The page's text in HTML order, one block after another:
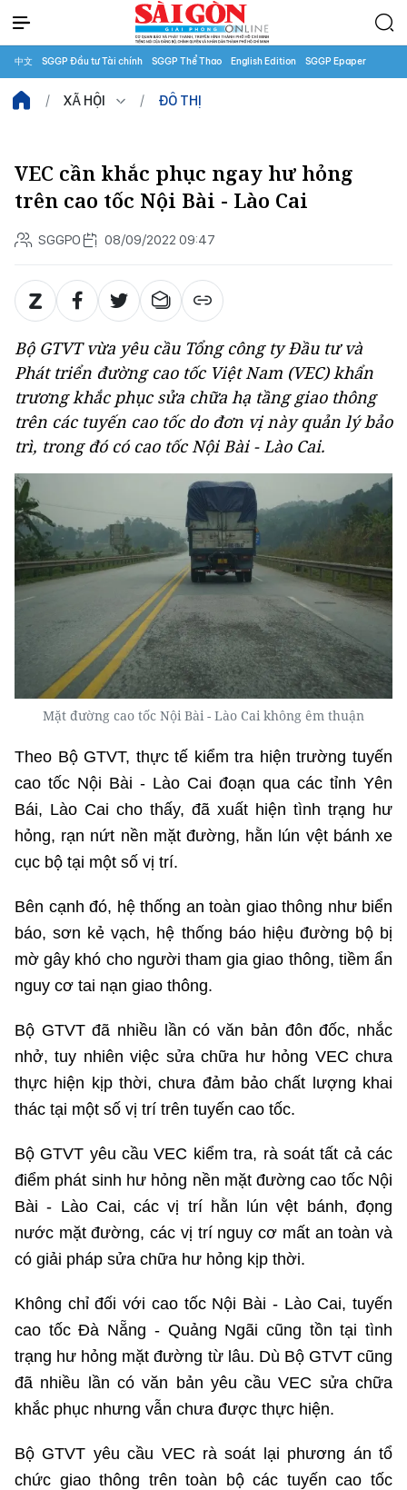
中文 SGGP Đầu tư Tài chính SGGP Thể Thao English Edition SGGP Epaper
XÃ HỘI ĐÔ THỊ
VEC cần khắc phục ngay hư hỏng
trên cao tốc Nội Bài - Lào Cai
SGGPO 08/09/2022 09:47
Bộ GTVT vừa yêu cầu Tổng công ty Đầu tư và
Phát triển đường cao tốc Việt Nam (VEC) khẩn
trương khắc phục sửa chữa hạ tầng giao thông
trên các tuyến cao tốc do đơn vị này quản lý bảo
trì, trong đó có cao tốc Nội Bài - Lào Cai.
Mặt đường cao tốc Nội Bài - Lào Cai không êm thuận
Theo Bộ GTVT, thực tế kiểm tra hiện trường tuyến
cao tốc Nội Bài - Lào Cai đoạn qua các tỉnh Yên
Bái, Lào Cai cho thấy, đã xuất hiện tình trạng hư
hỏng, rạn nứt nền mặt đường, hằn lún vệt bánh xe
cục bộ tại một số vị trí.
Bên cạnh đó, hệ thống an toàn giao thông như biển
báo, sơn kẻ vạch, hệ thống báo hiệu đường bộ bị
mờ gây khó cho người tham gia giao thông, tiềm ẩn
nguy cơ tai nạn giao thông.
Bộ GTVT đã nhiều lần có văn bản đôn đốc, nhắc
nhở, tuy nhiên việc sửa chữa hư hỏng VEC chưa
thực hiện kịp thời, chưa đảm bảo chất lượng khai
thác tại một số vị trí trên tuyến cao tốc.
Bộ GTVT yêu cầu VEC kiểm tra, rà soát tất cả các
điểm phát sinh hư hỏng nền mặt đường cao tốc Nội
Bài - Lào Cai, các vị trí hằn lún vệt bánh, đọng
nước mặt đường, các vị trí nguy cơ mất an toàn và
có giải pháp sửa chữa hư hỏng kịp thời.
Không chỉ đối với cao tốc Nội Bài - Lào Cai, tuyến
cao tốc Đà Nẵng - Quảng Ngãi cũng tồn tại tình
trạng hư hỏng mặt đường từ lâu. Dù Bộ GTVT cũng
đã nhiều lần có văn bản yêu cầu VEC sửa chữa
khắc phục nhưng vẫn chưa được thực hiện.
Bộ GTVT yêu cầu VEC rà soát lại phương án tổ
chức giao thông trên toàn bộ các tuyến cao tốc